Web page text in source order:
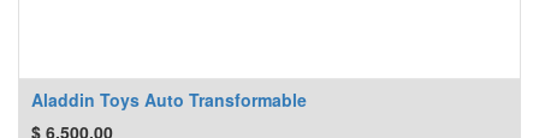
Aladdin Toys Auto Transformable
$ 6.500,00